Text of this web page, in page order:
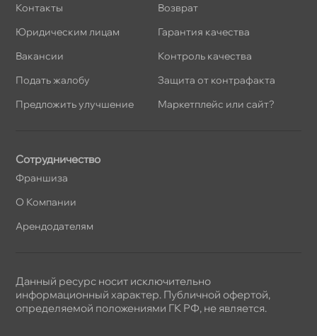
Контакты
Юридическим лицам
акансии
Подать жалобу
Предложить улучшение
озврат
Гарантия качества
Контроль качества
Защита от контрафакта
Маркетплейс или сайт?
Сотрудничество
Франшиза
О Компании
Арендодателям
Данный ресурс носит исключительно
информационный характер. Публичной офертой,
определяемой положениями ГК РФ, не является.